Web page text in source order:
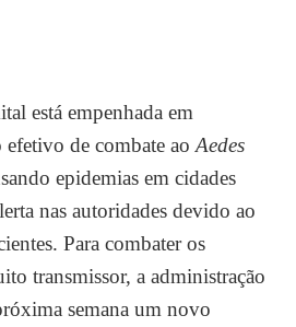
está empenhada em
efetivo de combate aoAedes
epidemias em cidades
nas autoridades devido ao
Para combater os
transmissor, a administração
semana um novo